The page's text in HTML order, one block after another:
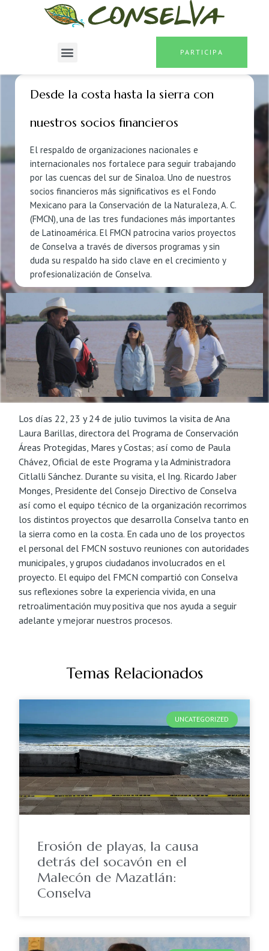
PARTICIPA
Desde la costa hasta la sierra con
nuestros socios financieros
El respaldo de organizaciones nacionales e
internacionales nos fortalece para seguir trabajando
por las cuencas del sur de Sinaloa. Uno de nuestros
socios financieros más significativos es el Fondo
Mexicano para la Conservación de la Naturaleza, A. C.
(FMCN), una de las tres fundaciones más importantes
de Latinoamérica. El FMCN patrocina varios proyectos
de Conselva a través de diversos programas y sin
duda su respaldo ha sido clave en el crecimiento y
profesionalización de Conselva.
Los días 22, 23 y 24 de julio tuvimos la visita de Ana
Laura Barillas, directora del Programa de Conservación
Áreas Protegidas, Mares y Costas; así como de Paula
Chávez, Oficial de este Programa y la Administradora
Citlalli Sánchez. Durante su visita, el Ing. Ricardo Jaber
Monges, Presidente del Consejo Directivo de Conselva
así como el equipo técnico de la organización recorrimos
los distintos proyectos que desarrolla Conselva tanto en
la sierra como en la costa. En cada uno de los proyectos
el personal del FMCN sostuvo reuniones con autoridades
municipales, y grupos ciudadanos involucrados en el
proyecto. El equipo del FMCN compartió con Conselva
sus reflexiones sobre la experiencia vivida, en una
retroalimentación muy positiva que nos ayuda a seguir
adelante y mejorar nuestros procesos.
Temas Relacionados
UNCATEGORIZED
Erosión de playas, la causa
detrás del socavón en el
Malecón de Mazatlán:
Conselva